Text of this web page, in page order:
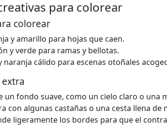
para colorear
colorear
y amarillo para hojas que caen.
y verde para ramas y bellotas.
naranja cálido para escenas otoñales
un fondo suave, como un cielo claro o una
con algunas castañas o una cesta llena de
ligeramente los bordes para que el